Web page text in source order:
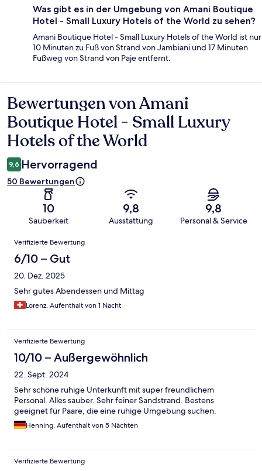
Was gibt es in der Umgebung von Amani Boutique
Hotel - Small Luxury Hotels of the World zu sehen?
Amani Boutique Hotel - Small Luxury Hotels of the World ist nur
10 Minuten zu Fuß von Strand von Jambiani und 17 Minuten
Fußweg von Strand von Paje entfernt.
Bewertungen
Bewertungen von Amani
Boutique Hotel - Small Luxury
Hotels of the World
9,6 Hervorragend
50 Bewertungen
10
Sauberkeit
9,8
Ausstattung
9,8
Personal & Service
Bewertungen
Verifizierte Bewertung
6/10 – Gut
20. Dez. 2025
Sehr gutes Abendessen und Mittag
Lorenz, Aufenthalt von 1 Nacht
Verifizierte Bewertung
10/10 – Außergewöhnlich
22. Sept. 2024
Sehr schöne ruhige Unterkunft mit super freundlichem
Personal. Alles sauber. Sehr feiner Sandstrand. Bestens
geeignet für Paare, die eine ruhige Umgebung suchen.
Henning, Aufenthalt von 5 Nächten
Verifizierte Bewertung